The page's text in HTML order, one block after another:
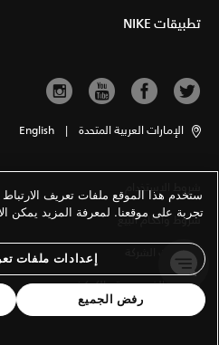
تطبيقات NIKE
الإمارات العربية المتحدة |
English
شروط الاستخدام
شروط وأحكام البيع
معلومات الشركة
سياسة الخصوصية والكوكيز
ستخدم هذا الموقع ملفات تعريف
تجربة على موقعنا. لمعرفة المزيد يمكن
إعدادات ملفات
رفض الجميع